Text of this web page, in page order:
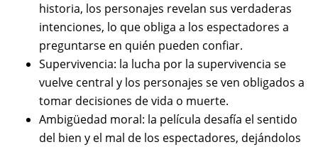
historia, los personajes revelan sus verdaderas
intenciones, lo que obliga a los espectadores a
preguntarse en quién pueden confiar.
Supervivencia: la lucha por la supervivencia se
vuelve central y los personajes se ven obligados a
tomar decisiones de vida o muerte.
Ambigüedad moral: la película desafía el sentido
del bien y el mal de los espectadores, dejándolos